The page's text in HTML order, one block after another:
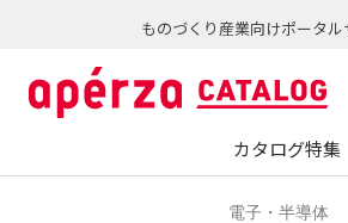
ものづくり産業向けポータル
カタログ特集
電子・半導体